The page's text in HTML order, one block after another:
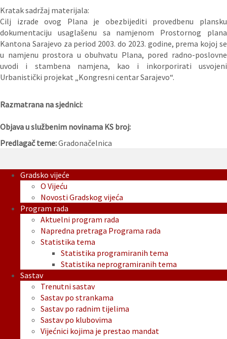
Kratak sadržaj materijala:
Cilj izrade ovog Plana je obezbijediti provedbenu plansku
dokumentaciju usaglašenu sa namjenom Prostornog plana
Kantona Sarajevo za period 2003. do 2023. godine, prema kojoj se
u namjenu prostora u obuhvatu Plana, pored radno-poslovne
uvodi i stambena namjena, kao i inkorporirati usvojeni
Urbanistički projekat „Kongresni centar Sarajevo“.
Razmatrana na sjednici:
Objava u službenim novinama KS broj:
Predlagač teme:Gradonačelnica
Gradsko vijeće
O Vijeću
Novosti Gradskog vijeća
Program rada
Aktuelni program rada
Napredna pretraga Programa rada
Statistika tema
Statistika programiranih tema
Statistika neprogramiranih tema
Sastav
Trenutni sastav
Sastav po strankama
Sastav po radnim tijelima
Sastav po klubovima
Vijećnici kojima je prestao mandat